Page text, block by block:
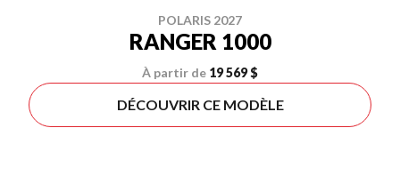
POLARIS 2027
RANGER 1000
À partir de 19 569 $
DÉCOUVRIR CE MODÈLE